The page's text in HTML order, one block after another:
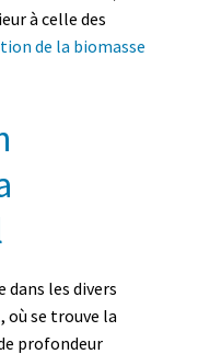
à celle des
de la biomasse
dans les divers
où se trouve la
profondeur